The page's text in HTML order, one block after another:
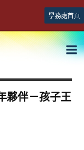
學務處首頁
夥伴－孩子王